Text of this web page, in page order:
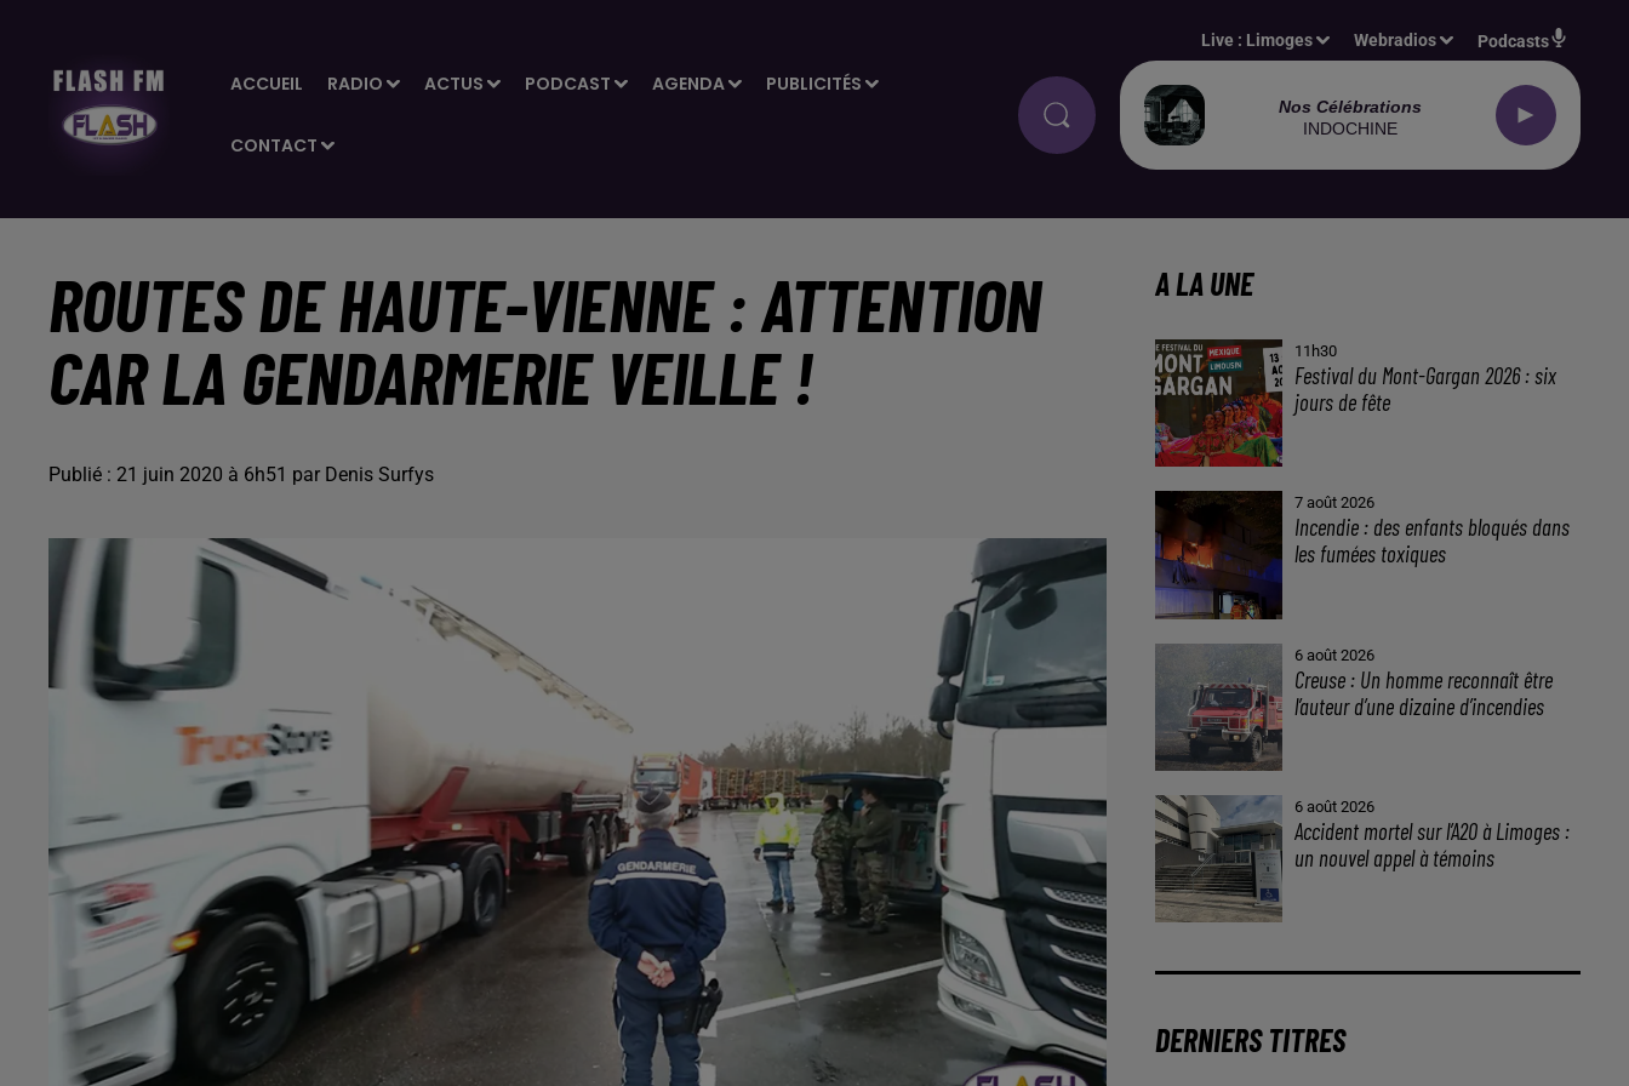
ACCUEIL RADIO ACTUS PODCAST AGENDA PUBLICITÉS
CONTACT
Live : Limoges Webradios Podcasts
Nos Célébrations
INDOCHINE
ROUTES DE HAUTE-VIENNE : ATTENTION
CAR LA GENDARMERIE VEILLE !
Publié : 21 juin 2020 à 6h51 par Denis Surfys
A LA UNE
11h30
Festival du Mont-Gargan 2026 : six
jours de fête
7 août 2026
Incendie : des enfants bloqués dans
les fumées toxiques
6 août 2026
Creuse : Un homme reconnaît être
l’auteur d’une dizaine d’incendies
6 août 2026
Accident mortel sur l’A20 à Limoges :
un nouvel appel à témoins
DERNIERS TITRES